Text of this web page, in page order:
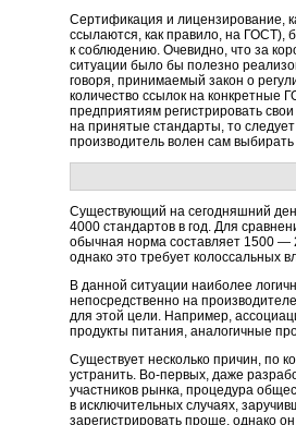
Сертификация и лицензирование,
ссылаются, как правило, на ГОСТ),
к соблюдению. Очевидно, что за
ситуации было бы полезно
говоря, принимаемый закон о
количество ссылок на конкретные
предприятиям регистрировать
на принятые стандарты, то
производитель волен сам
Существующий на сегодняшний
4000 стандартов в год. Для
обычная норма составляет 1500 —
однако это требует колоссальных
В данной ситуации наиболее
непосредственно на
для этой цели. Например,
продукты питания, аналогичные
Существует несколько причин, по
устранить. Во-первых, даже
участников рынка, процедура
в исключительных случаях,
зарегистрировать проще, однако